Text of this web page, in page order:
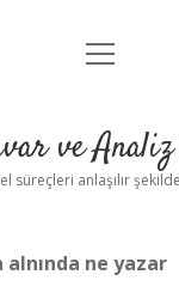
Anasayfa
Yasal Uyarı
menüyü
ve
süreçleri anlaşılır
alnında ne yazar